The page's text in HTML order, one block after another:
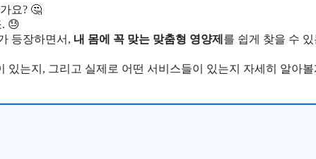
요? 🤔
😓
등장하면서, 내 몸에 꼭 맞는 맞춤형 영양제 를 쉽게 찾을 수 있
는지, 그리고 실제로 어떤 서비스들이 있는지 자세히 알아